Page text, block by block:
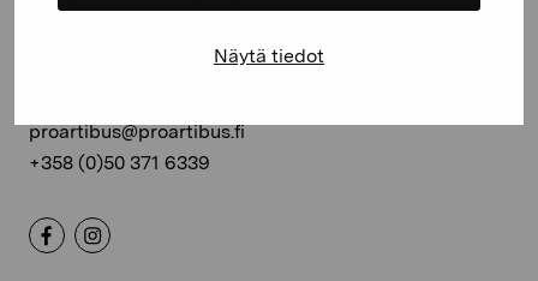
Näytä tiedot
Kustaa Vaasan katu 11
proartibus@proartibus.fi
+358 (0)50 371 6339